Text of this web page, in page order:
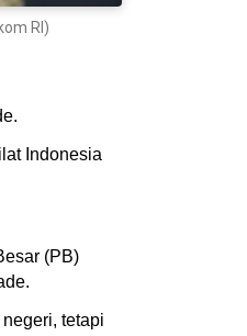
RI)
Indonesia
(PB)
tetapi